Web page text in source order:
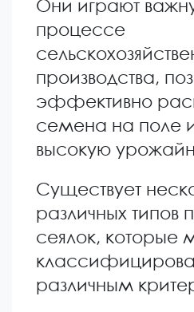
Они играют
процессе
производства,
эффективно
семена на поле
высокую
Существует
различных типов
сеялок, которые
различным